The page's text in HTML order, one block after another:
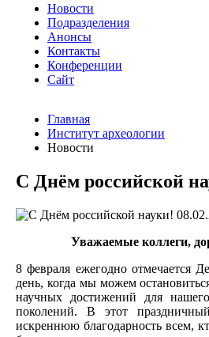
Новости
Подразделения
Анонсы
Контакты
Конференции
Сайт
Главная
Институт археологии
Новости
С Днём российской
Уважаемые коллеги,
8 февраля ежегодно отмечается
день, когда мы можем
научных достижений для
поколений. В этот
искреннюю благодарность всем,